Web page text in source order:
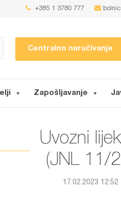
+385 1 3780 777
Centralno naručivanje
Zapošljavanje
Uvozni
(JNL 11/
17.02.2023 12:52